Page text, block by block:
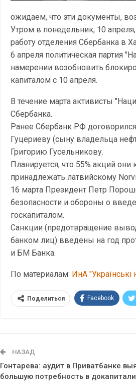
ожидаем, что эти документы,
Утром в понедельник, 10
работу отделения Сбербанка в
6 апреля политическая партия
намерении возобновить
капиталом с 10 апреля.
В течение марта активисты
Сбербанка.
Ранее Сбербанк РФ
Гуцериеву (сыну владельца
Григорию Гусельникову.
Планируется, что 55% акций
принадлежать латвийскому
16 марта Президент Петр
безопасности и обороны о
госкапиталом.
Санкции (предотвращение
банком лиц) введены на год
и БМ Банка.
По материалам: ИнА "Українські
Поделиться Facebook
НАЗАД
Гонтарева: аудит в Приватбанке
большую потребность в